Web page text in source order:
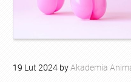
19 Lut2024 byAkademia